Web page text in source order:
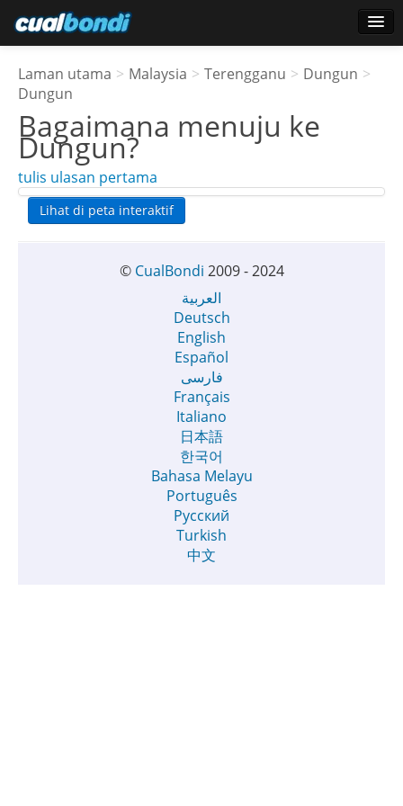
Pengguna bintang
Undian
Laman utama > Malaysia > Terengganu > Dungun >
Dungun
Bagaimana menuju ke
Dungun?
tulis ulasan pertama
Lihat di peta interaktif
© CualBondi 2009 - 2024
العربية
Deutsch
English
Español
فارسی
Français
Italiano
日本語
한국어
Bahasa Melayu
Português
Русский
Turkish
中文